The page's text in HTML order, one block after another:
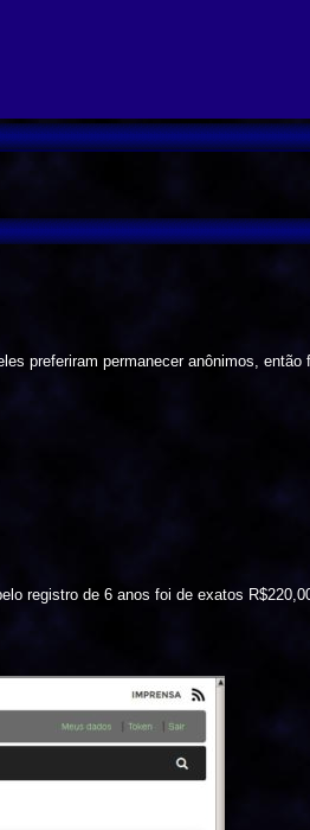
preferiram permanecer anônimos, então
registro de 6 anos foi de exatos